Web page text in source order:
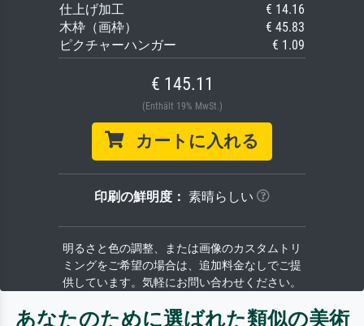
仕上げ加工
€ 14.16
木枠（画枠）
€ 45.83
ピクチャーハンガー
€ 1.09
€ 145.11
(Enthält 19% MwSt.)
カートに入れる
印刷の鮮明度： 素晴らしい
明るさと色の調整、または画像のカスタムトリ
ミングをご希望の場合は、追加料金なしでご提
供しています。気軽にお問い合わせください。
あなたのために選ばれた類似の美術